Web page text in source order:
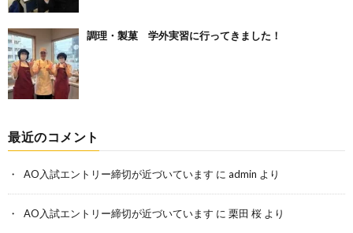
調理・製菓 学外実習に行ってきました！
最近のコメント
AO入試エントリー締切が近づいています に admin より
AO入試エントリー締切が近づいています に 栗田 桜 より